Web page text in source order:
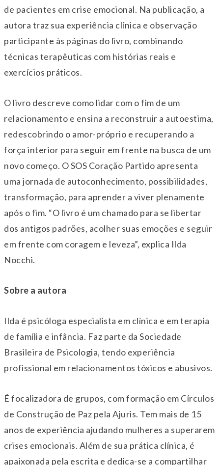
de pacientes em crise emocional. Na publicação, a
autora traz sua experiência clínica e observação
participante às páginas do livro, combinando
técnicas terapêuticas com histórias reais e
exercícios práticos.
O livro descreve como lidar com o fim de um
relacionamento e ensina a reconstruir a autoestima,
redescobrindo o amor-próprio e recuperando a
força interior para seguir em frente na busca de um
novo começo. O SOS Coração Partido apresenta
uma jornada de autoconhecimento, possibilidades,
transformação, para aprender a viver plenamente
após o fim. “O livro é um chamado para se libertar
dos antigos padrões, acolher suas emoções e seguir
em frente com coragem e leveza”, explica Ilda
Nocchi.
Sobre a autora
Ilda é psicóloga especialista em clínica e em terapia
de família e infância. Faz parte da Sociedade
Brasileira de Psicologia, tendo experiência
profissional em relacionamentos tóxicos e abusivos.
É focalizadora de grupos, com formação em Círculos
de Construção de Paz pela Ajuris. Tem mais de 15
anos de experiência ajudando mulheres a superarem
crises emocionais. Além de sua prática clínica, é
apaixonada pela escrita e dedica-se a compartilhar